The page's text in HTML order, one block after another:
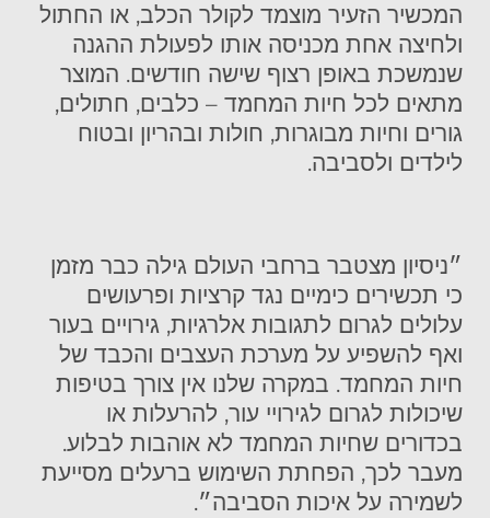
המכשיר הזעיר מוצמד לקולר הכלב, או החתול
ולחיצה אחת מכניסה אותו לפעולת ההגנה
שנמשכת באופן רצוף שישה חודשים. המוצר
מתאים לכל חיות המחמד – כלבים, חתולים,
גורים וחיות מבוגרות, חולות ובהריון ובטוח
לילדים ולסביבה.
״ניסיון מצטבר ברחבי העולם גילה כבר מזמן
כי תכשירים כימיים נגד קרציות ופרעושים
עלולים לגרום לתגובות אלרגיות, גירויים בעור
ואף להשפיע על מערכת העצבים והכבד של
חיות המחמד. במקרה שלנו אין צורך בטיפות
שיכולות לגרום לגירויי עור, להרעלות או
בכדורים שחיות המחמד לא אוהבות לבלוע.
מעבר לכך, הפחתת השימוש ברעלים מסייעת
לשמירה על איכות הסביבה״.